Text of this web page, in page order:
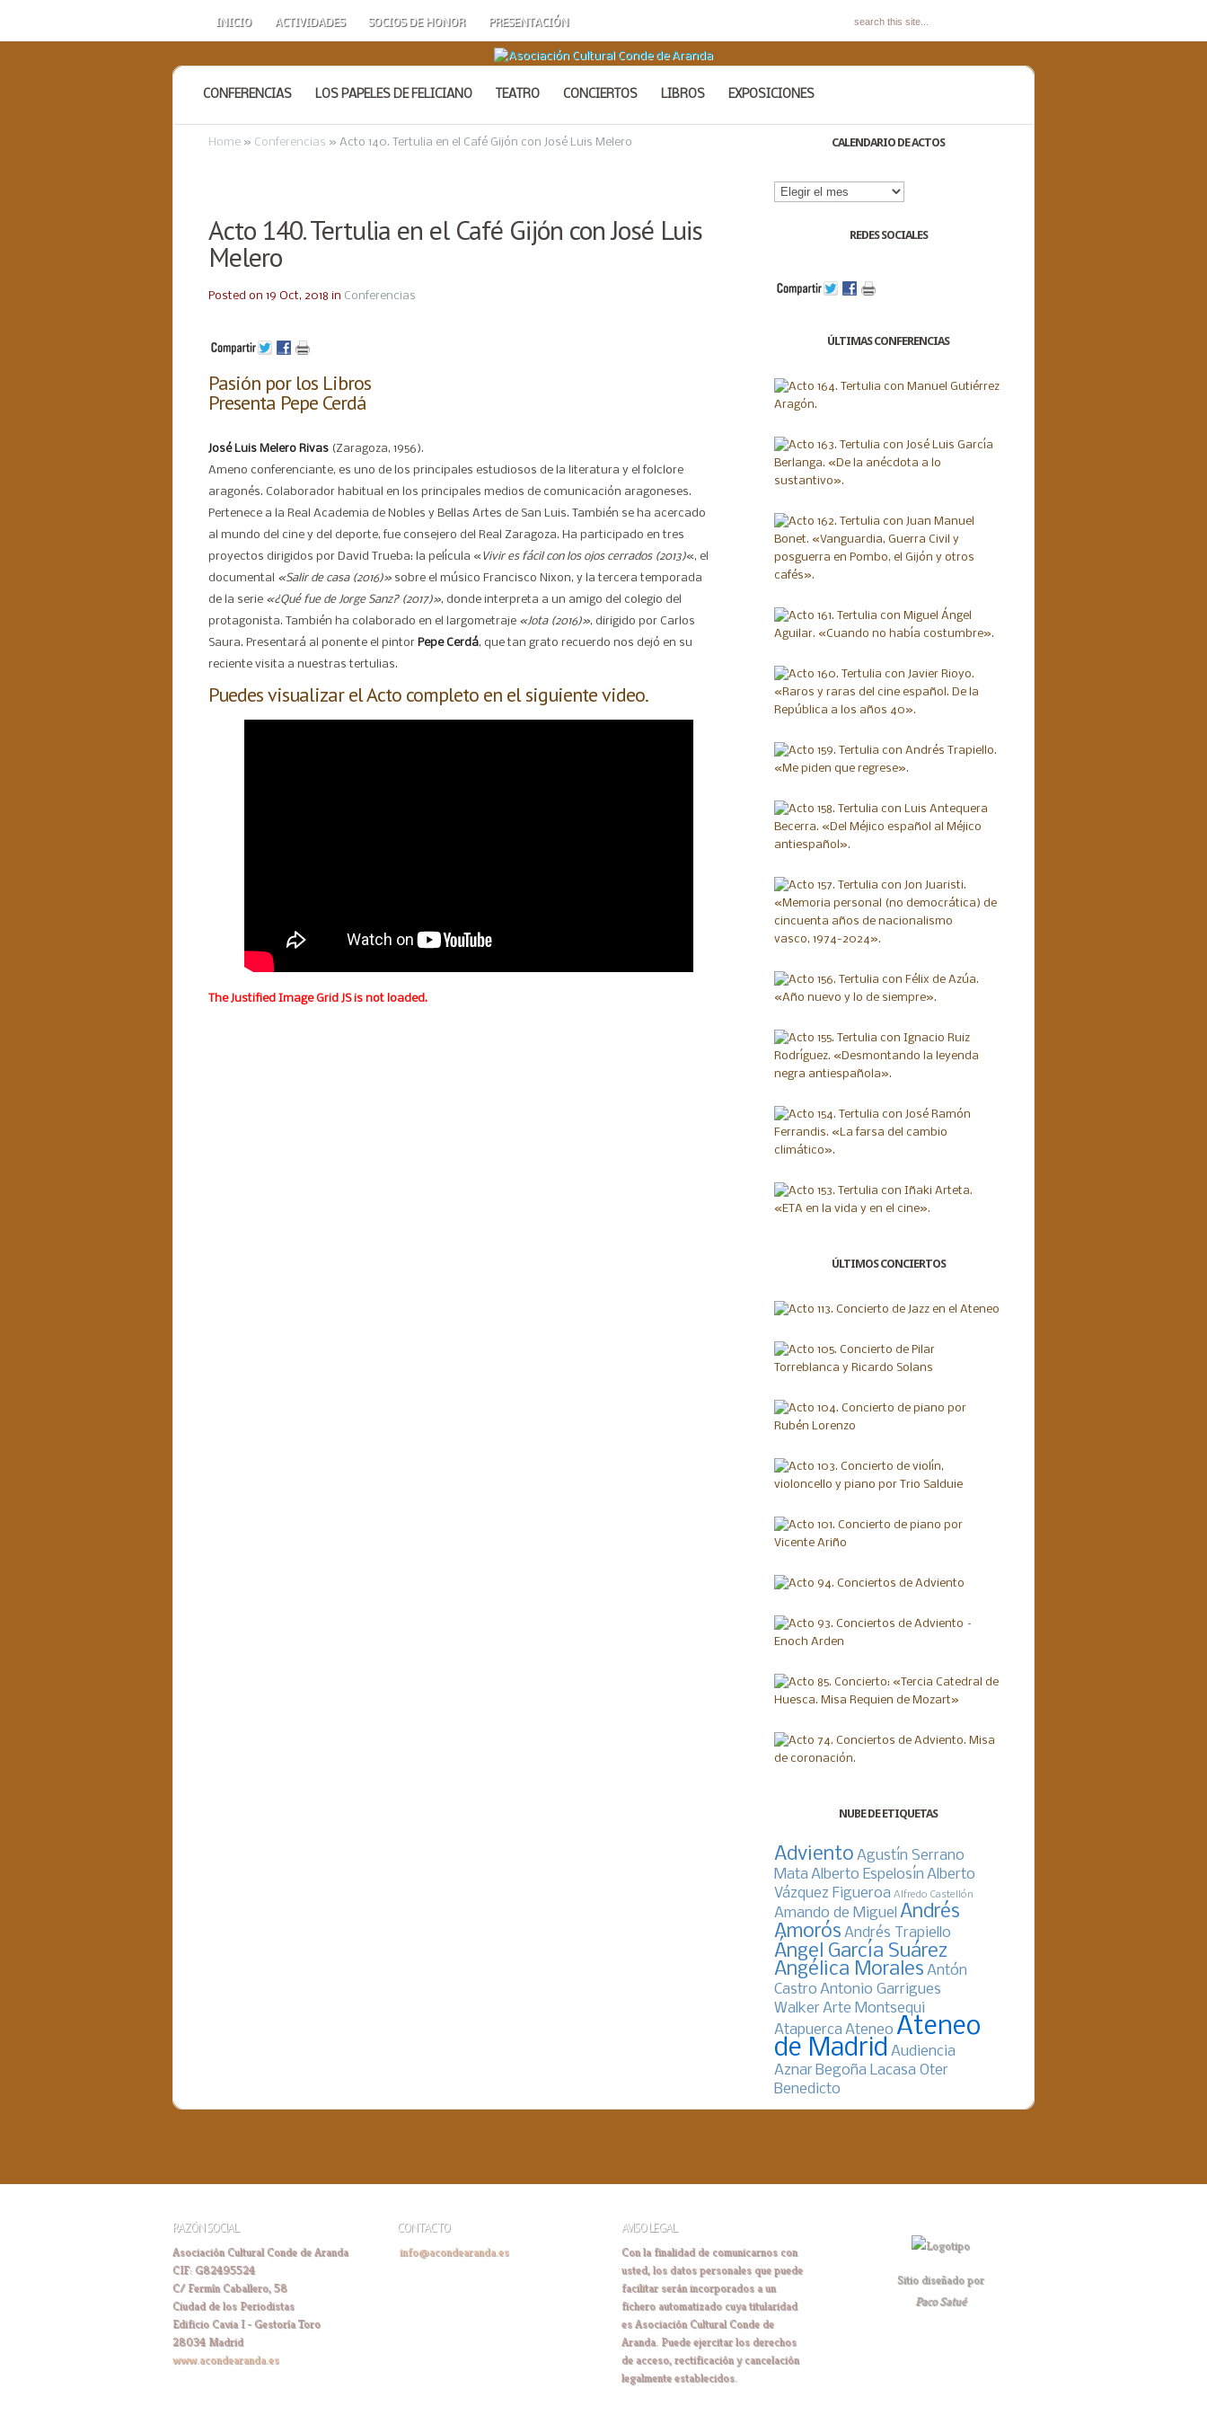
INICIO ACTIVIDADES SOCIOS DE HONOR PRESENTACIÓN
CONFERENCIAS LOS PAPELES DE FELICIANO TEATRO CONCIERTOS LIBROS EXPOSICIONES
Home » Conferencias » Acto 140. Tertulia en el Café Gijón con José Luis Melero
Acto 140. Tertulia en el Café Gijón con José Luis
Melero
Posted on 19 Oct, 2018 in Conferencias
Pasión por los Libros
Presenta Pepe Cerdá
José Luis Melero Rivas (Zaragoza, 1956).
Ameno conferenciante, es uno de los principales estudiosos de la literatura y el folclore
aragonés. Colaborador habitual en los principales medios de comunicación aragoneses.
Pertenece a la Real Academia de Nobles y Bellas Artes de San Luis. También se ha acercado
al mundo del cine y del deporte, fue consejero del Real Zaragoza. Ha participado en tres
proyectos dirigidos por David Trueba: la película « Vivir es fácil con los ojos cerrados (2013)«, el
documental «Salir de casa (2016)» sobre el músico Francisco Nixon, y la tercera temporada
de la serie «¿Qué fue de Jorge Sanz? (2017)», donde interpreta a un amigo del colegio del
protagonista. También ha colaborado en el largometraje «Jota (2016)», dirigido por Carlos
Saura. Presentará al ponente el pintor Pepe Cerdá, que tan grato recuerdo nos dejó en su
reciente visita a nuestras tertulias.
Puedes visualizar el Acto completo en el siguiente video.
The Justified Image Grid JS is not loaded.
CALENDARIO DE ACTOS
Calendario
de
REDES SOCIALES
ÚLTIMAS CONFERENCIAS
ÚLTIMOS CONCIERTOS
NUBE DE ETIQUETAS
Adviento Agustín Serrano
Mata Alberto Espelosín Alberto
Vázquez Figueroa Alfredo Castellón
Amando de Miguel Andrés
Amorós Andrés Trapiello
Ángel García Suárez
Angélica Morales Antón
Castro Antonio Garrigues
Walker Arte Montsequi
Atapuerca Ateneo Ateneo
de Madrid Audiencia
Aznar Begoña Lacasa Oter
Benedicto
RAZÓN SOCIAL
Asociación Cultural Conde de Aranda
CIF: G82495524
C/ Fermín Caballero, 58
Ciudad de los Periodistas
Edificio Cavia I - Gestoría Toro
28034 Madrid
www.acondearanda.es
CONTACTO
info@acondearanda.es
AVISO LEGAL
Con la finalidad de comunicarnos con
usted, los datos personales que puede
facilitar serán incorporados a un
fichero automatizado cuya titularidad
es Asociación Cultural Conde de
Aranda. Puede ejercitar los derechos
de acceso, rectificación y cancelación
legalmente establecidos.
Sitio diseñado por
Paco Satué